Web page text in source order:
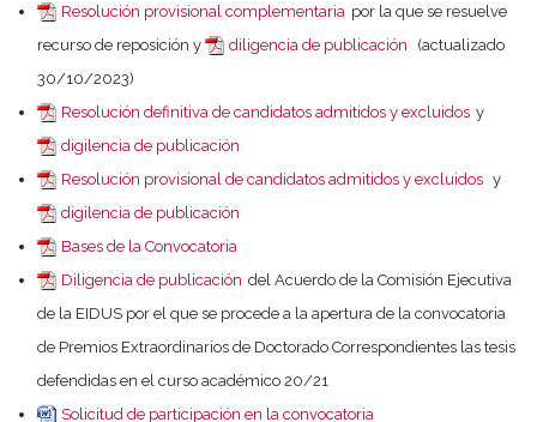
Resolución provisional complementaria por la que se resuelve
recurso de reposición y
diligencia de publicación
(actualizado
30/10/2023)
Resolución definitiva de candidatos admitidos y excluidos y
digilencia de publicación
Resolución provisional de candidatos admitidos y excluidos y
digilencia de publicación
Bases de la Convocatoria
Diligencia de publicación del Acuerdo de la Comisión Ejecutiva
de la EIDUS por el que se procede a la apertura de la convocatoria
de Premios Extraordinarios de Doctorado Correspondientes las tesis
defendidas en el curso académico 20/21
Solicitud de participación en la convocatoria